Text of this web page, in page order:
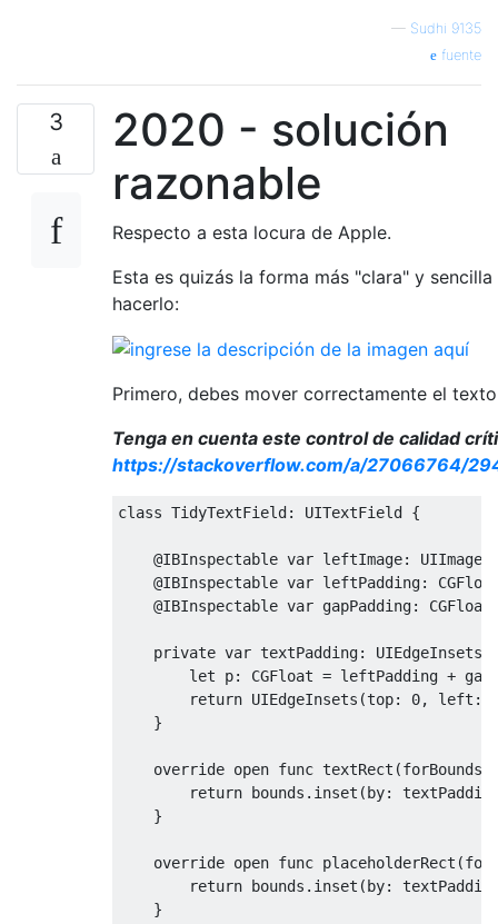
forBounds
50 , dy:
}
— Sudhi 9135
fuente
3
2020 - solución
razonable
Respecto a esta locura de Apple.
Esta es quizás la forma más "clara" y sencilla
hacerlo:
Primero, debes mover correctamente el
Tenga en cuenta este control de calidad
https://stackoverflow.com/a/27066764/
class TidyTextField : UITextField {
@IBInspectable var leftImage: UIImage
@IBInspectable var leftPadding:
@IBInspectable var gapPadding: CGFloat
private var textPadding: UIEdgeInsets
let p: CGFloat = leftPadding +
return UIEdgeInsets (top: 0, left :
}
override open func textRect (forBounds
return bounds . inset ( by:
}
override open func placeholderRect (
return bounds . inset ( by:
}